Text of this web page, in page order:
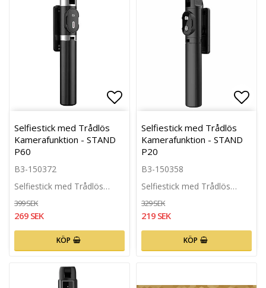
Lägg till i favoritlistan
Selfiestick med Trådlös
Kamerafunktion - STAND
P60
B3-150372
Selfiestick med Trådlös…
399 SEK
269 SEK
KÖP
Selfiestick med Trådlös
Kamerafunktion - STAND
P20
B3-150358
Selfiestick med Trådlös…
329 SEK
219 SEK
KÖP